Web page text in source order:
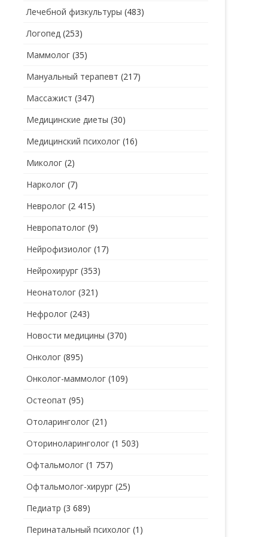
Лечебной физкультуры (483)
Логопед (253)
Маммолог (35)
Мануальный терапевт (217)
Массажист (347)
Медицинские диеты (30)
Медицинский психолог (16)
Миколог (2)
Нарколог (7)
Невролог (2 415)
Невропатолог (9)
Нейрофизиолог (17)
Нейрохирург (353)
Неонатолог (321)
Нефролог (243)
Новости медицины (370)
Онколог (895)
Онколог-маммолог (109)
Остеопат (95)
Отоларинголог (21)
Оториноларинголог (1 503)
Офтальмолог (1 757)
Офтальмолог-хирург (25)
Педиатр (3 689)
Перинатальный психолог (1)